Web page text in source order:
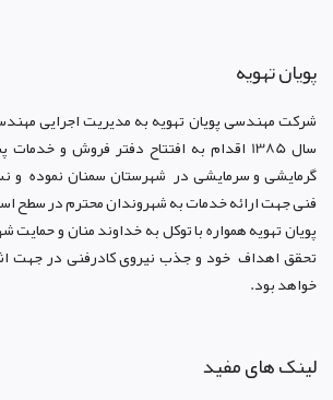
پويان تهويه
شرکت مهندسی پویان تهویهبه مدیریت اجرایی
سال 1385 اقدام به افتتاح دفتر فروش و
گرمایشی و سرمایشی در شهرستان سمنان نموده
فنی جهت ارائه خدمات به شهروندان محترم در سطح
پویان تهویه همواره با توکل به خداوند منان و حمایت
تحقق اهداف خود و جذب نیروی کادرفنی در جهت
خواهد بود.
لینک های مفید